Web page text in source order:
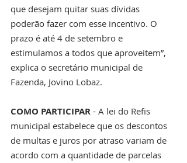
que desejam quitar suas dívidas
poderão fazer com esse incentivo. O
prazo é até 4 de setembro e
estimulamos a todos que aproveitem”,
explica o secretário municipal de
Fazenda, Jovino Lobaz.
COMO PARTICIPAR - A lei do Refis
municipal estabelece que os descontos
de multas e juros por atraso variam de
acordo com a quantidade de parcelas